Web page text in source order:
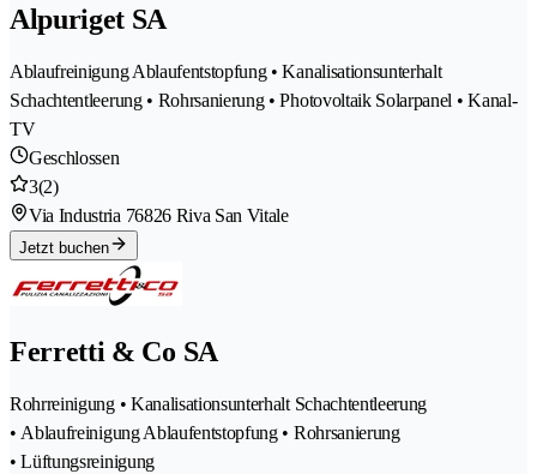
Alpuriget SA
Ablaufreinigung Ablaufentstopfung • Kanalisationsunterhalt
Schachtentleerung • Rohrsanierung • Photovoltaik Solarpanel • Kanal-
TV
Geschlossen
3(2)
Via Industria 76826 Riva San Vitale
Jetzt buchen
Ferretti & Co SA
Rohrreinigung • Kanalisationsunterhalt Schachtentleerung
• Ablaufreinigung Ablaufentstopfung • Rohrsanierung
• Lüftungsreinigung